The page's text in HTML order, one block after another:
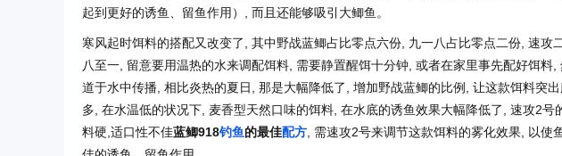
起到更好的诱鱼、留鱼作用）, 而且还能够吸引大鲫鱼。
寒风起时饵料的搭配又改变了, 其中野战蓝鲫占比零点六份, 九一八占比零点二份, 速攻
八至一, 留意要用温热的水来调配饵料, 需要静置醒饵十分钟, 或者在家里事先配好饵
道于水中传播, 相比炎热的夏日, 那是大幅降低了, 增加野战蓝鲫的比例, 让这款饵料突
多, 在水温低的状况下, 麦香型天然口味的饵料, 在水底的诱鱼效果大幅降低了, 速攻2
料硬,适口性不佳蓝鲫918钓鱼的最佳配方 , 需速攻2号来调节这款饵料的雾化效果, 以